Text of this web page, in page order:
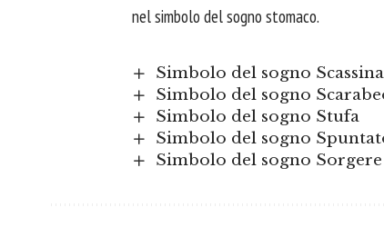
nel simbolo del sogno stomaco.
Simbolo del sogno
Simbolo del sogno
Simbolo del sogno Stufa
Simbolo del sogno
Simbolo del sogno Sorgere